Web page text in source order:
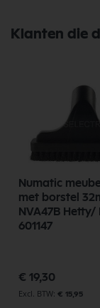
Klanten die
Numatic
met borstel
NVA47B Hetty/
601147
€ 19,30
€ 15,95